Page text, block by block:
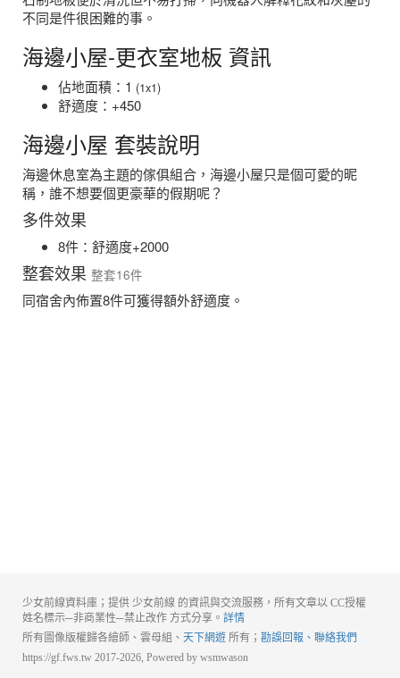
不同是件很困難的事。
海邊小屋-更衣室地板 資訊
佔地面積：1 (1x1)
舒適度：+450
海邊小屋 套裝說明
海邊休息室為主題的傢俱組合，海邊小屋只是個可愛的昵
稱，誰不想要個更豪華的假期呢？
多件效果
8件：舒適度+2000
整套效果 整套16件
同宿舍內佈置8件可獲得額外舒適度。
少女前線資料庫；提供 少女前線 的資訊與交流服務，所有文章以 CC授權
姓名標示─非商業性─禁止改作 方式分享。 詳情
所有圖像版權歸各繪師、雲母組、 天下網遊 所有； 勘誤回報、聯絡我們
https://gf.fws.tw 2017-2026, Powered by wsmwason